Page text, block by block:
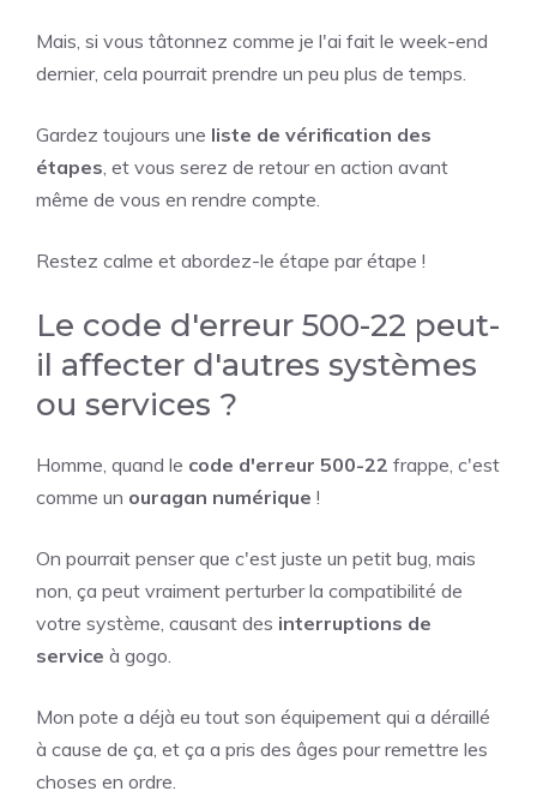
Mais, si vous tâtonnez comme je l'ai fait le week-end
dernier, cela pourrait prendre un peu plus de temps.
Gardez toujours une liste de vérification des
étapes , et vous serez de retour en action avant
même de vous en rendre compte.
Restez calme et abordez-le étape par étape !
Le code d'erreur 500-22 peut-
il affecter d'autres systèmes
ou services ?
Homme, quand le code d'erreur 500-22 frappe, c'est
comme un ouragan numérique !
On pourrait penser que c'est juste un petit bug, mais
non, ça peut vraiment perturber la compatibilité de
votre système, causant des interruptions de
service à gogo.
Mon pote a déjà eu tout son équipement qui a déraillé
à cause de ça, et ça a pris des âges pour remettre les
choses en ordre.